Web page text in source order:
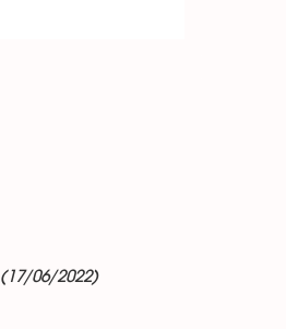
(17/06/2022)